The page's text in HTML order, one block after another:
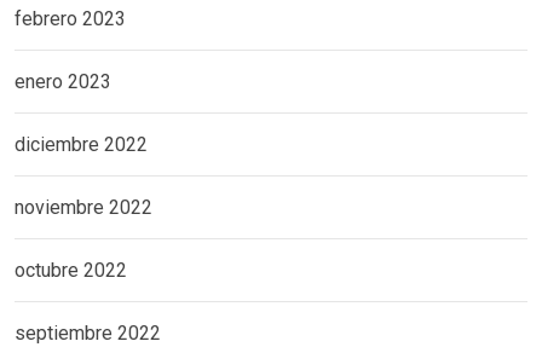
febrero 2023
enero 2023
diciembre 2022
noviembre 2022
octubre 2022
septiembre 2022